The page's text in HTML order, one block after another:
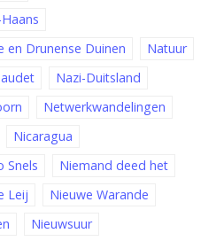
en Drunense Duinen
Natuur
Nazi-Duitsland
Netwerkwandelingen
Nicaragua
Snels
Niemand deed het
Leij
Nieuwe Warande
Nieuwsuur